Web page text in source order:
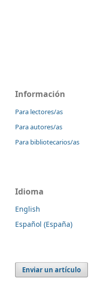
Información
Para lectores/as
Para autores/as
Para bibliotecarios/as
Idioma
English
Español (España)
Enviar un artículo